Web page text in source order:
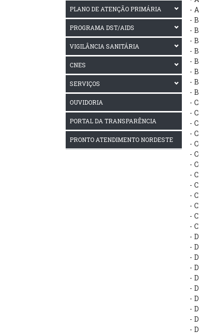
PLANO DE ATENÇÃO PRIMÁRIA
PROGRAMA DST/AIDS
VIGILÂNCIA SANITÁRIA
CNES
SERVIÇOS
OUVIDORIA
PORTAL DA TRANSPARÊNCIA
PRONTO ATENDIMENTO NORDESTE
-
-
-
-
-
-
-
-
-
-
-
-
-
-
-
-
-
-
-
-
-
-
-
-
-
-
-
-
-
-
-
-